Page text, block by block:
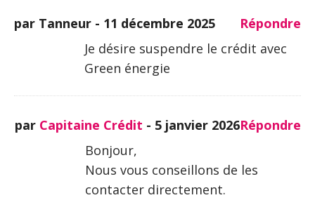
par Tanneur - 11 décembre 2025
Répondre
Je désire suspendre le crédit avec
Green énergie
par Capitaine Crédit - 5 janvier 2026Répondre
Bonjour,
Nous vous conseillons de les
contacter directement.